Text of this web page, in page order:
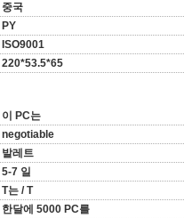
중국
PY
ISO9001
220*53.5*65
이 PC는
negotiable
발레트
5-7 일
T는 / T
한달에 5000 PC를